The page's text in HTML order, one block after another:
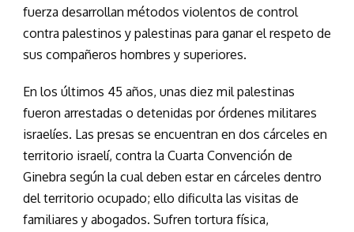
fuerza desarrollan métodos violentos de control
contra palestinos y palestinas para ganar el respeto de
sus compañeros hombres y superiores.
En los últimos 45 años, unas diez mil palestinas
fueron arrestadas o detenidas por órdenes militares
israelíes. Las presas se encuentran en dos cárceles en
territorio israelí, contra la Cuarta Convención de
Ginebra según la cual deben estar en cárceles dentro
del territorio ocupado; ello dificulta las visitas de
familiares y abogados. Sufren tortura física,